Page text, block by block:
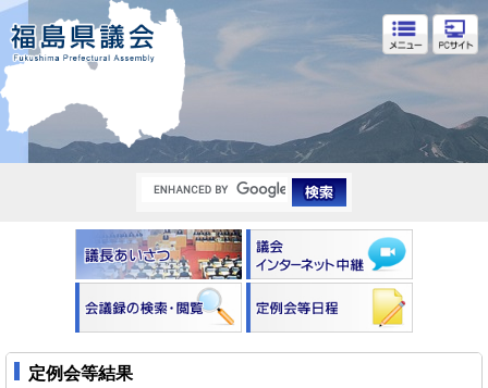
福島県議会
定例会等結果